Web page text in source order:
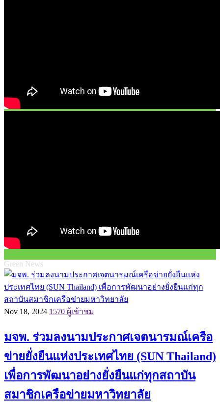
Green News
Nov 18, 2024 1570 ผู้เข้าชม
มจพ. ร่วมลงนามประกาศเจตนารมณ์เครือ
ข่ายยั่งยืนแห่งประเทศไทย (SUN Thailand)
เพื่อการพัฒนาอย่างยั่งยืนแก่ทุกสถาบัน
สมาชิกเครือข่ายมหาวิทยาลัย